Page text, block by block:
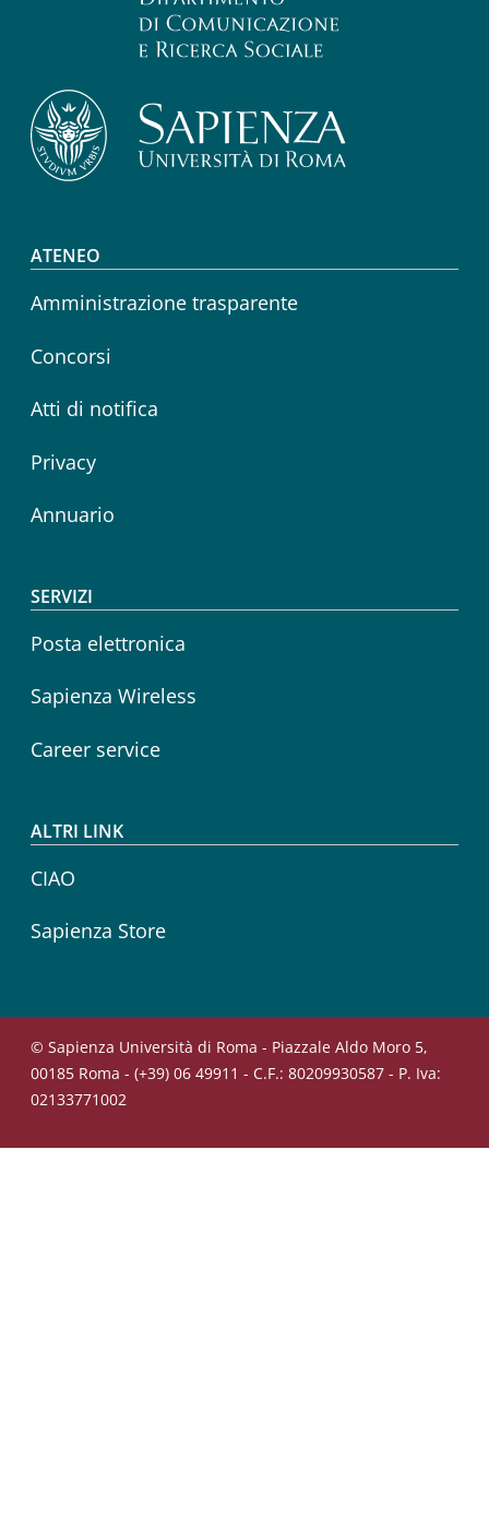
Footer menu
ATENEO
Amministrazione trasparente
Concorsi
Atti di notifica
Privacy
Annuario
SERVIZI
Posta elettronica
Sapienza Wireless
Career service
ALTRI LINK
CIAO
Sapienza Store
© Sapienza Università di Roma - Piazzale Aldo Moro 5,
00185 Roma - (+39) 06 49911 - C.F.: 80209930587 - P. Iva:
02133771002